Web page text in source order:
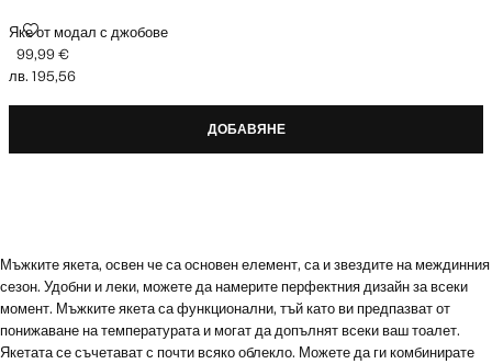
Яке от модал с джобове
ЯКЕ ОТ МОДАЛ С ДЖОБОВЕ
Текуща цена [99,99 € лв. 195,56]
99,99 €
лв. 195,56
ДОБАВЯНЕ
Мъжките якета, освен че са основен елемент, са и звездите на междинния
сезон. Удобни и леки, можете да намерите перфектния дизайн за всеки
момент. Мъжките якета са функционални, тъй като ви предпазват от
понижаване на температурата и могат да допълнят всеки ваш тоалет.
Якетата се съчетават с почти всяко облекло. Можете да ги комбинирате